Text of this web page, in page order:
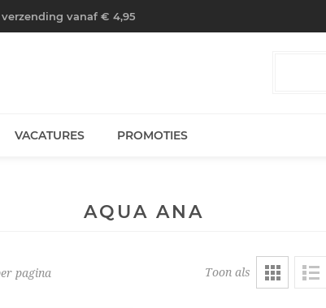
vanaf € 4,95
VACATURES PROMOTIES
AQUA ANA
Toon als
pagina